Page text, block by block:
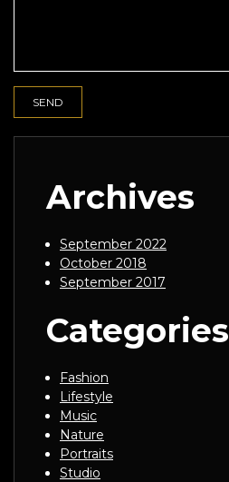
Archives
September 2022
October 2018
September 2017
Categories
Fashion
Lifestyle
Music
Nature
Portraits
Studio